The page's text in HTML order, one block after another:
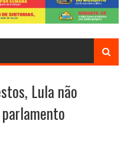
Lula não